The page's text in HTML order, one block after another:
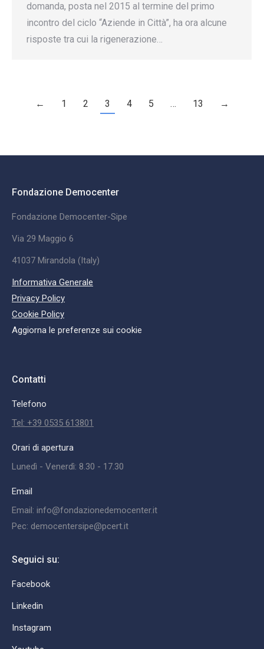
domanda, posta nel 2015 al termine del primo
incontro del ciclo “Aziende in Città”, ha ora alcune
risposte tra cui la rigenerazione…
← 1 2 3 4 5 … 13 →
Fondazione Democenter
Fondazione Democenter-Sipe
Via 29 Maggio 6
41037 Mirandola (Italy)
Informativa Generale
Privacy Policy
Cookie Policy
Aggiorna le preferenze sui cookie
Contatti
Telefono
Tel: +39 0535 613801
Orari di apertura
Lunedì - Venerdì: 8.30 - 17.30
Email
Email: info@fondazionedemocenter.it
Pec: democentersipe@pcert.it
Seguici su:
Facebook
Linkedin
Instagram